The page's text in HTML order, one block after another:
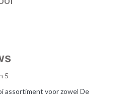
5
assortiment voor zowel De